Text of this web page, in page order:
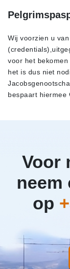
Wij voorzien u
voor het
het is dus niet
bespaart hiermee
Voor
neem
op